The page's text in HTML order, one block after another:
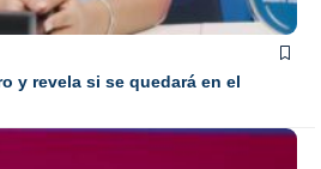
y revela si se quedará en el